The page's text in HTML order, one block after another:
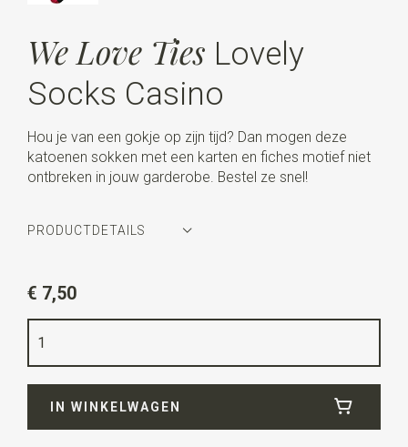
We Love Ties Lovely
Socks Casino
Hou je van een gokje op zijn tijd? Dan mogen deze
katoenen sokken met een karten en fiches motief niet
ontbreken in jouw garderobe. Bestel ze snel!
PRODUCTDETAILS
Kleur
Maat
€ 7,50
IN WINKELWAGEN